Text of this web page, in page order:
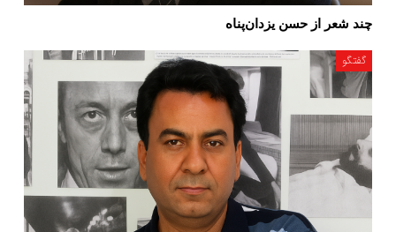
چند شعر از حسن یزدان‌پناه
گفتگو